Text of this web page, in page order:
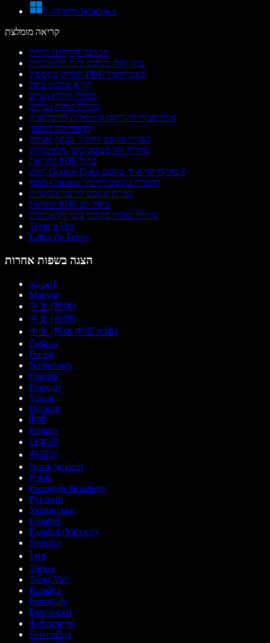
להורדה ל-Windows
קריאה מומלצת
הכתבה והקלדה קולית
עוזר קולי מבוסס בינה מלאכותית
המרת טקסט ל-PDF באנדרואיד
קורא טקסט בקול
מחולל קולות נשיים
מחולל קולות גבריים
אפליקציות הקריאה המובילות לדיסלקציה
מחולל קול רובוטי
המרת טקסט לדיבור בסגנון אנימה
מחליף קול מבוסס בינה מלאכותית
הקראת PDF בקול
האם Google Docs יכול להקריא לי טקסט?
תוסף Chrome להמרת טקסט לדיבור
המרת טקסט לדיבור בהינדית
הקראת PDF בקול רם
מחולל קולות מבוסס בינה מלאכותית
Texto a Voz
Leitor de Texto
הצגה בשפות אחרות
العربية
Magyar
中文 (简体)
中文 (台灣)
中文 (简体 中国大陆)
Čeština
Dansk
Nederlands
English
Français
Suomi
Deutsch
हिन्दी
Italiano
日本語
한국어
Norsk bokmål
Polski
Português Brasileiro
Русский
Українська
Español
Español (México)
Svenska
ไทย
Türkçe
Tiếng Việt
Română
Português
Български
ქართული
Slovenčina